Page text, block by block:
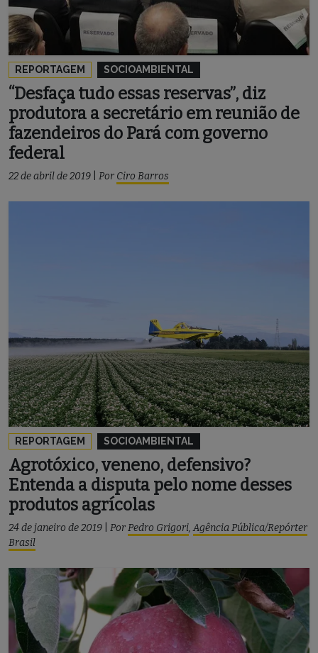
REPORTAGEM SOCIOAMBIENTAL
“Desfaça tudo essas reservas”, diz
produtora a secretário em reunião de
fazendeiros do Pará com governo
federal
22 de abril de 2019 Por Ciro Barros
REPORTAGEM SOCIOAMBIENTAL
Agrotóxico, veneno, defensivo?
Entenda a disputa pelo nome desses
produtos agrícolas
24 de janeiro de 2019 PorPedro Grigori,Agência Pública/Repórter
Brasil